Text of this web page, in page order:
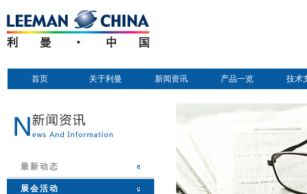
首页 关于利曼 新闻资讯 产品一览 技术
最新动态
展会活动